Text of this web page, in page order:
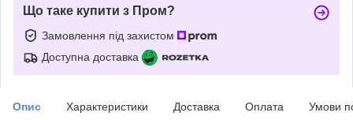
Що таке купити з Пром?
Замовлення під захистом
Доступна доставка
Опис Характеристики Доставка Оплата Умови